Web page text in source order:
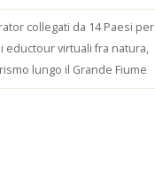
collegati da 14 Paesi per
eductour virtuali fra natura,
lungo il Grande Fiume